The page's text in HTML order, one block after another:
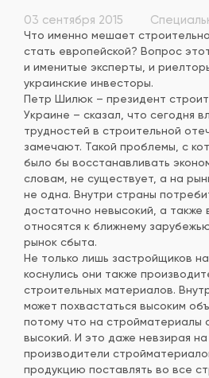
03 сентября 2015
Что именно мешает
стать европейской? Вопрос
и именитые эксперты, и
украинские инвесторы.
Петр Шилюк – президент
Украине – сказал, что сегодня
трудностей в строительной
замечают. Такой проблемы, с
было бы восстанавливать
словам, не существует, а на
не одна. Внутри страны
достаточно невысокий, а также
относятся к ближнему
рынок сбыта.
Не только лишь застройщиков
коснулись они также
строительных материалов.
может похвастаться высоким
потому что на стройматериалы
высокий. И это даже невзирая
производители
продукцию поставлять во все